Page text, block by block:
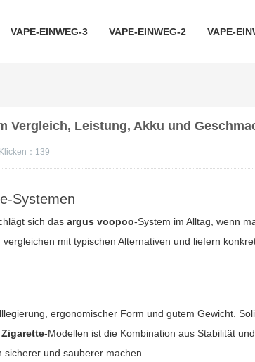
VAPE-EINWEG-3 VAPE-EINWEG-2 VAPE-
Vergleich, Leistung, Akku und
Klicken： 139
-Systemen
sich dasargus voopoo-System im Alltag, wenn
mit typischen Alternativen und liefern
ergonomischer Form und gutem Gewicht.
-Modellen ist die Kombination aus Stabilität
und sauberer machen.